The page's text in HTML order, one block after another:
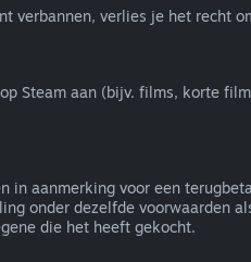
verbannen, verlies je het recht
Steam aan (bijv. films, korte
in aanmerking voor een
onder dezelfde voorwaarden
die het heeft gekocht.